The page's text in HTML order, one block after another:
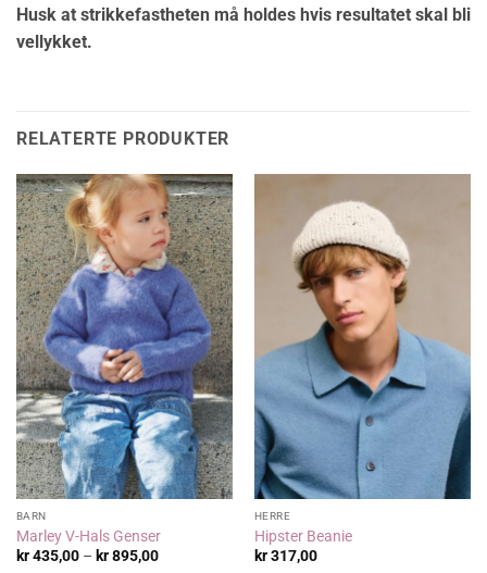
Husk at strikkefastheten må holdes hvis resultatet skal bli
vellykket.
RELATERTE PRODUKTER
BARN
Marley V-Hals Genser
kr435,00 – kr895,00Prisområde:
HERRE
Hipster Beanie
kr317,00